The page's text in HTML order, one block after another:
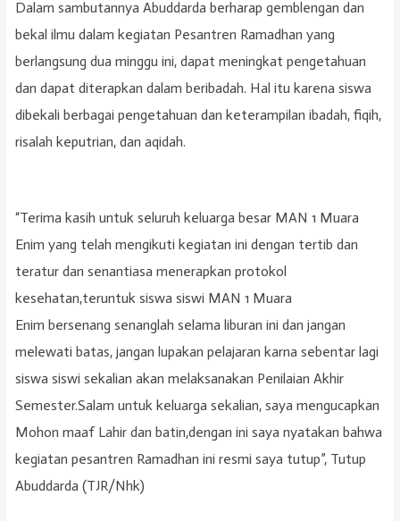
Dalam sambutannya Abuddarda berharap gemblengan dan
bekal ilmu dalam kegiatan Pesantren Ramadhan yang
berlangsung dua minggu ini, dapat meningkat pengetahuan
dan dapat diterapkan dalam beribadah. Hal itu karena siswa
dibekali berbagai pengetahuan dan keterampilan ibadah, fiqih,
risalah keputrian, dan aqidah.
“Terima kasih untuk seluruh keluarga besar MAN 1 Muara
Enim yang telah mengikuti kegiatan ini dengan tertib dan
teratur dan senantiasa menerapkan protokol
kesehatan,teruntuk siswa siswi MAN 1 Muara
Enim bersenang senanglah selama liburan ini dan jangan
melewati batas, jangan lupakan pelajaran karna sebentar lagi
siswa siswi sekalian akan melaksanakan Penilaian Akhir
Semester.Salam untuk keluarga sekalian, saya mengucapkan
Mohon maaf Lahir dan batin,dengan ini saya nyatakan bahwa
kegiatan pesantren Ramadhan ini resmi saya tutup”, Tutup
Abuddarda (TJR/Nhk)